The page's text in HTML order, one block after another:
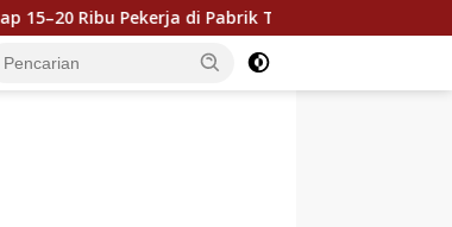
Tembakau Holding Perkebunan